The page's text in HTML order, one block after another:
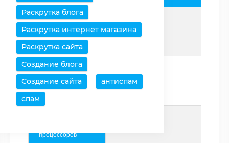
Раскрутка блога
Раскрутка интернет магазина
Раскрутка сайта
Создание блога
Создание сайта
антиспам
спам
Страница Подробнее
Производитель Intel
процессоров